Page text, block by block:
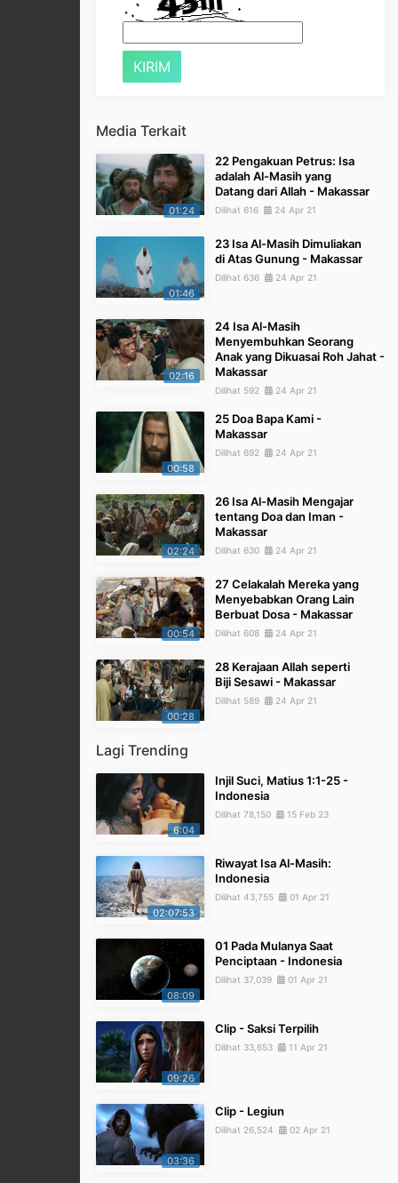
Media Terkait
01:24
22 Pengakuan Petrus: Isa
adalah Al-Masih yang
Datang dari Allah - Makassar
Dilihat 616 24 Apr 21
01:46
23 Isa Al-Masih Dimuliakan
di Atas Gunung - Makassar
Dilihat 636 24 Apr 21
02:16
24 Isa Al-Masih
Menyembuhkan Seorang
Anak yang Dikuasai Roh Jahat -
Makassar
Dilihat 592 24 Apr 21
00:58
25 Doa Bapa Kami -
Makassar
Dilihat 692 24 Apr 21
02:24
26 Isa Al-Masih Mengajar
tentang Doa dan Iman -
Makassar
Dilihat 630 24 Apr 21
00:54
27 Celakalah Mereka yang
Menyebabkan Orang Lain
Berbuat Dosa - Makassar
Dilihat 608 24 Apr 21
00:28
28 Kerajaan Allah seperti
Biji Sesawi - Makassar
Dilihat 589 24 Apr 21
Lagi Trending
6:04
Injil Suci, Matius 1:1-25 -
Indonesia
Dilihat 78,150 15 Feb 23
02:07:53
Riwayat Isa Al-Masih:
Indonesia
Dilihat 43,755 01 Apr 21
08:09
01 Pada Mulanya Saat
Penciptaan - Indonesia
Dilihat 37,039 01 Apr 21
09:26
Clip - Saksi Terpilih
Dilihat 33,653 11 Apr 21
03:36
Clip - Legiun
Dilihat 26,524 02 Apr 21